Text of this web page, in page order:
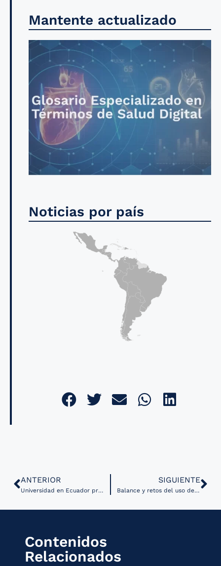
Mantente actualizado
Noticias por país
ANTERIOR
Universidad en Ecuador presenta una serie de iniciativas en la lucha contra COVID-19
SIGUIENTE
Balance y retos del uso de app de trazabilidad de contactos en Uruguay
Contenidos
Relacionados